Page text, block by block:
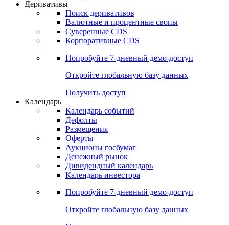
Откройте глобальную базу данных
Получить доступ
Деривативы
Валютные и процентные свопы
Корпоративные CDS
Попробуйте7-дневный
Откройте глобальную базу данных
Получить доступ
Календарь
Календарь событий
Дефолты
Размещения
Оферты
Денежный рынок
Календарь инвестора